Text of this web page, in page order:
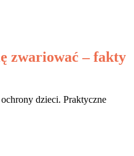
zwariować – fakty
dzieci. Praktyczne